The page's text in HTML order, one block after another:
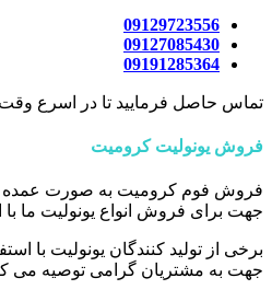
09129723556
09127085430
09191285364
تماس حاصل فرمایید تا در اسرع وقت
فروش یونولیت کرومیت
فروش فوم کرومیت به صورت عمده با
جهت برای فروش انواع یونولیت ما
برخی از تولید کنندگان یونولیت با
جهت به مشتریان گرامی توصیه می